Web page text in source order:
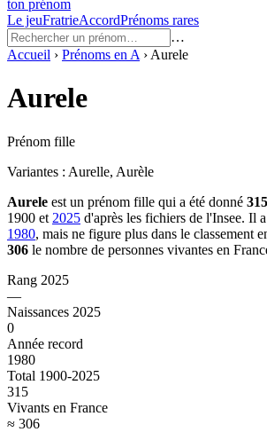
ton prénom
Le jeuFratrieAccordPrénoms rares
…
Accueil › Prénoms en A › Aurele
Aurele
Prénom fille
Variantes : Aurelle, Aurèle
Aurele est un prénom fille qui a été donné 315
1900 et 2025 d'après les fichiers de l'Insee. Il
1980, mais ne figure plus dans le classement
306 le nombre de personnes vivantes en
Rang 2025
—
Naissances 2025
0
Année record
1980
Total 1900-2025
315
Vivants en France
≈ 306